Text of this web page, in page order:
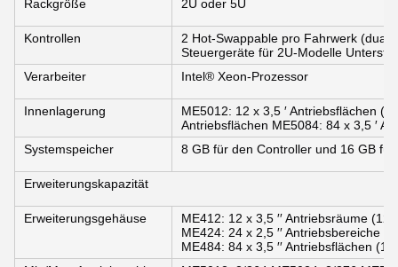
Rackgröße
2U oder 5U
Kontrollen
2 Hot-Swappable pro Fahrwerk
Steuergeräte für 2U-Modelle
Verarbeiter
Intel® Xeon-Prozessor
Innenlagerung
ME5012: 12 x 3,5 ′ Antriebsflächen
Antriebsflächen ME5084: 84 x 3,5 ′
Systemspeicher
8 GB für den Controller und 16 GB
Erweiterungskapazität
Erweiterungsgehäuse
ME412: 12 x 3,5 ′′ Antriebsräume (12
ME424: 24 x 2,5 ′′ Antriebsbereiche
ME484: 84 x 3,5 ′′ Antriebsflächen